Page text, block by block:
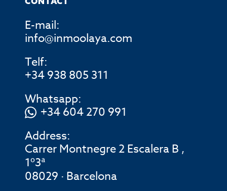
E-mail:
info@inmoolaya.com
Telf:
+34 938 805 311
Whatsapp:
+34 604 270 991
Address:
Carrer Montnegre 2 Escalera B ,
1º3ª
08029 · Barcelona